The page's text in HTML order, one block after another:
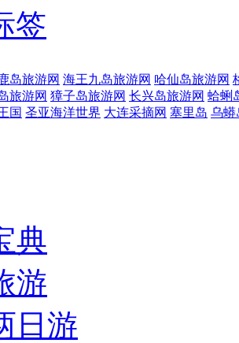
签
岛旅游网 海王九岛旅游网 哈仙岛旅游网
旅游网 獐子岛旅游网 长兴岛旅游网 蛤蜊
国 圣亚海洋世界 大连采摘网 塞里岛 乌蟒
典
游
日游